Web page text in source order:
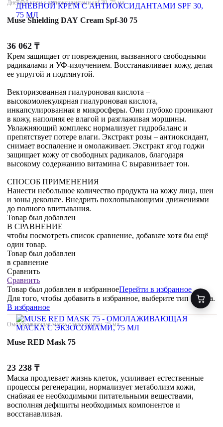
Дневной крем с антиоксидантами spf 30, 75 мл
Muse Shielding DAY Cream Spf-30 75
36 062 ₸
Крем защищает от повреждения, вызванного свободными
радикалами и УФ-излучением. Восстанавливает кожу, делая
ее упругой и подтянутой.
Векторизованная гиалуроновая кислота –
высокомолекулярная гиалуроновая кислота,
инкапсулированная в микросферы. Они глубоко проникают
в кожу, наполняя ее влагой и разглаживая морщины.
Увлажняющий комплекс нормализует гидробаланс и
препятствует потере влаги. Экстракт розы – антиоксидант,
снимает воспаление и омолаживает. Экстракт ягод годжи
защищает кожу от свободных радикалов, благодаря
высокому содержанию витамина С выравнивает тон.
СПОСОБ ПРИМЕНЕНИЯ
Нанести небольшое количество продукта на кожу лица, шеи
и зоны декольте. Внедрить похлопывающими движениями
до полного впитывания.
Товар был добавлен
В СРАВНЕНИЕ
чтобы посмотреть список сравнение, добавьте хотя бы ещё
один товар.
Товар был добавлен
в сравнение
Сравнить
Сравнить
Товар был добавлен в избранноеПерейти в избранное
Для того, чтобы добавить в избранное, выберите тип товара.
В избранное
Омолаживающая маска с экзосомами, 75 мл
Muse RED Mask 75
23 238 ₸
Маска продлевает жизнь клеток, усиливает естественные
процессы регенерации, нормализует метаболизм кожи,
снабжая ее необходимыми питательными веществами,
восполняя дефициты необходимых компонентов и
восстанавливая.